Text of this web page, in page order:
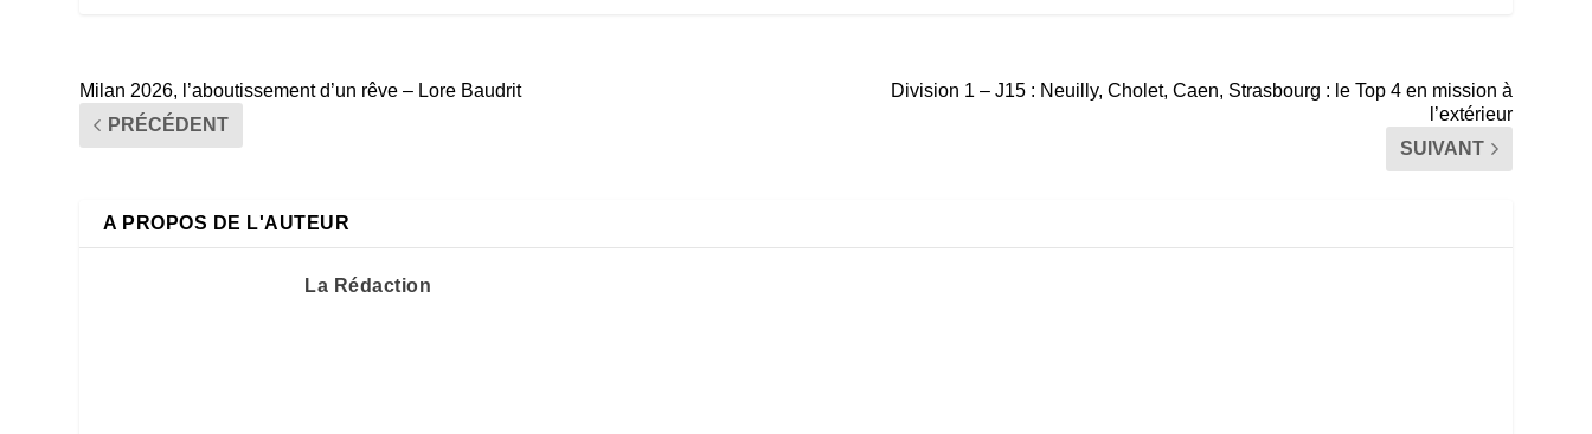
Milan 2026, l’aboutissement d’un rêve – Lore Baudrit
PRÉCÉDENT
Division 1 – J15 : Neuilly, Cholet, Caen, Strasbourg : le Top 4 en mission à
l’extérieur
SUIVANT
A PROPOS DE L'AUTEUR
La Rédaction